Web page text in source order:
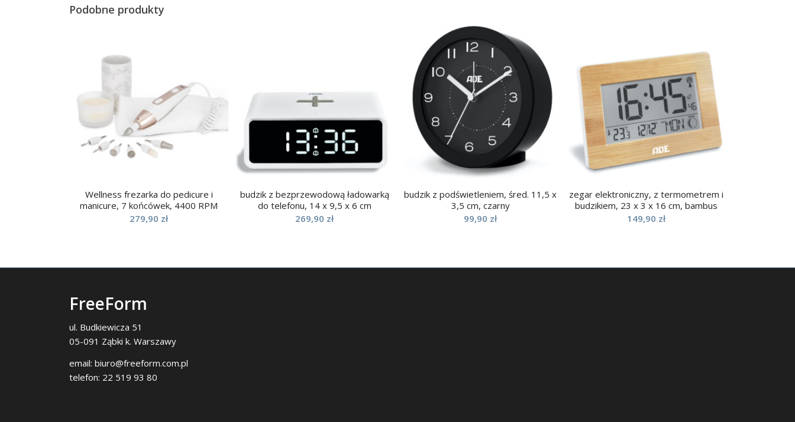
Podobne produkty
Wellness frezarka do pedicure i
manicure, 7 końcówek, 4400 RPM
279,90 zł
budzik z bezprzewodową ładowarką
do telefonu, 14 x 9,5 x 6 cm
269,90 zł
budzik z podświetleniem, śred. 11,5 x
3,5 cm, czarny
99,90 zł
zegar elektroniczny, z termometrem i
budzikiem, 23 x 3 x 16 cm, bambus
149,90 zł
FreeForm
ul. Budkiewicza 51
05-091 Ząbki k. Warszawy
email: biuro@freeform.com.pl
telefon: 22 519 93 80